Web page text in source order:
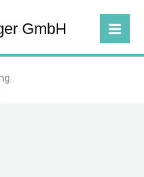
GmbH